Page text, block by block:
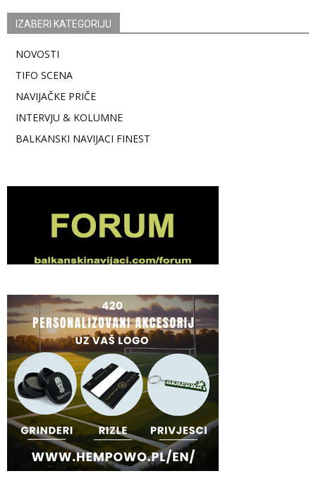
IZABERI KATEGORIJU
NOVOSTI
TIFO SCENA
NAVIJAČKE PRIČE
INTERVJU & KOLUMNE
BALKANSKI NAVIJACI FINEST